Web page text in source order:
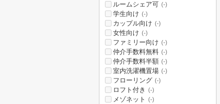
ルームシェア可 (-)
学生向け (-)
カップル向け (-)
女性向け (-)
ファミリー向け (-)
仲介手数料無料 (-)
仲介手数料半額 (-)
室内洗濯機置場 (-)
フローリング (-)
ロフト付き (-)
メゾネット (-)